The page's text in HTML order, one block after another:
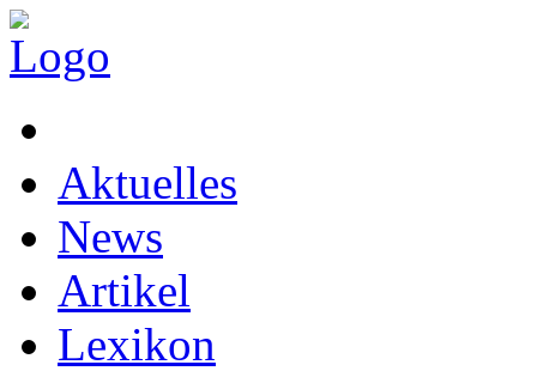
Aktuelles
News
Artikel
Lexikon